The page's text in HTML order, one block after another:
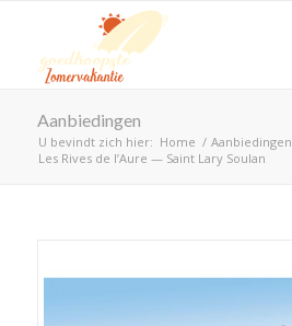
Aanbiedingen
U bevindt zich hier: Home / Aanbiedingen
Les Rives de l’Aure — Saint Lary Soulan